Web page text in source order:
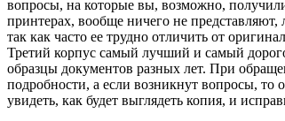
вопросы, на которые вы, возможно,
принтерах, вообще ничего не
так как часто ее трудно отличить от
Третий корпус самый лучший и самый
образцы документов разных лет. При
подробности, а если возникнут вопросы, то
увидеть, как будет выглядеть копия, и